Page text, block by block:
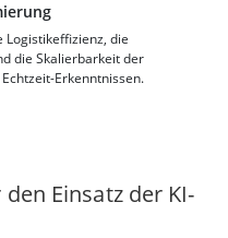
die
die Skalierbarkeit der
Erkenntnissen.
Einsatz der KI-